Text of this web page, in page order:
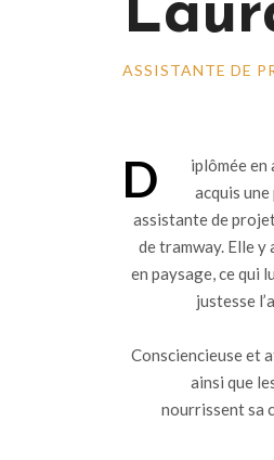
ASSISTANTE DE
D
iplômée en
acquis
assistante de
de tramway. Elle y
en paysage, ce qui
justesse
Consciencieuse et
ainsi que
nourrissent sa